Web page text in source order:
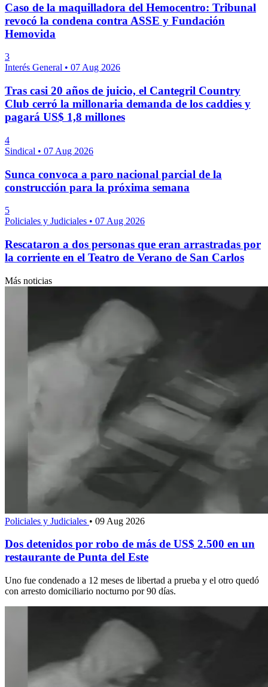
Caso de la maquilladora del Hemocentro: Tribunal
revocó la condena contra ASSE y Fundación
Hemovida
3
Interés General • 07 Aug 2026
Tras casi 20 años de juicio, el Cantegril Country
Club cerró la millonaria demanda de los caddies y
pagará US$ 1,8 millones
4
Sindical • 07 Aug 2026
Sunca convoca a paro nacional parcial de la
construcción para la próxima semana
5
Policiales y Judiciales • 07 Aug 2026
Rescataron a dos personas que eran arrastradas por
la corriente en el Teatro de Verano de San Carlos
Más noticias
Policiales y Judiciales • 09 Aug 2026
Dos detenidos por robo de más de US$ 2.500 en un
restaurante de Punta del Este
Uno fue condenado a 12 meses de libertad a prueba y el otro quedó
con arresto domiciliario nocturno por 90 días.